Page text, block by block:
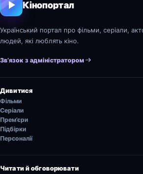
Кінопортал
Український портал про фільми, серіали,
людей, які люблять кіно.
Зв’язок з адміністратором
Дивитися
Фільми
Серіали
Прем’єри
Підбірки
Персоналії
Читати й обговорювати